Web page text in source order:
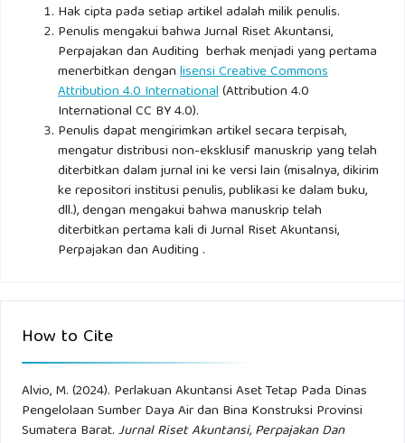
Hak cipta pada setiap artikel adalah milik penulis.
Penulis mengakui bahwa Jurnal Riset Akuntansi,
Perpajakan dan Auditing berhak menjadi yang pertama
menerbitkan denganlisensi Creative Commons
Attribution 4.0 International(Attribution 4.0
International CC BY 4.0).
Penulis dapat mengirimkan artikel secara terpisah,
mengatur distribusi non-eksklusif manuskrip yang telah
diterbitkan dalam jurnal ini ke versi lain (misalnya, dikirim
ke repositori institusi penulis, publikasi ke dalam buku,
dll.), dengan mengakui bahwa manuskrip telah
diterbitkan pertama kali di Jurnal Riset Akuntansi,
Perpajakan dan Auditing .
How to Cite
Alvio, M. (2024). Perlakuan Akuntansi Aset Tetap Pada Dinas
Pengelolaan Sumber Daya Air dan Bina Konstruksi Provinsi
Sumatera Barat.Jurnal Riset Akuntansi, Perpajakan Dan